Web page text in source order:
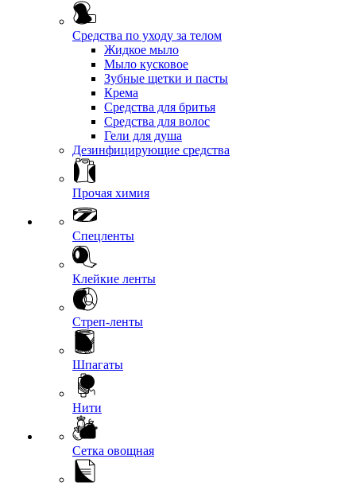
Средства по уходу за телом
Жидкое мыло
Мыло кусковое
Зубные щетки и пасты
Крема
Средства для бритья
Средства для волос
Гели для душа
Дезинфицирующие средства
Прочая химия
Спецленты
Клейкие ленты
Стреп-ленты
Шпагаты
Нити
Сетка овощная